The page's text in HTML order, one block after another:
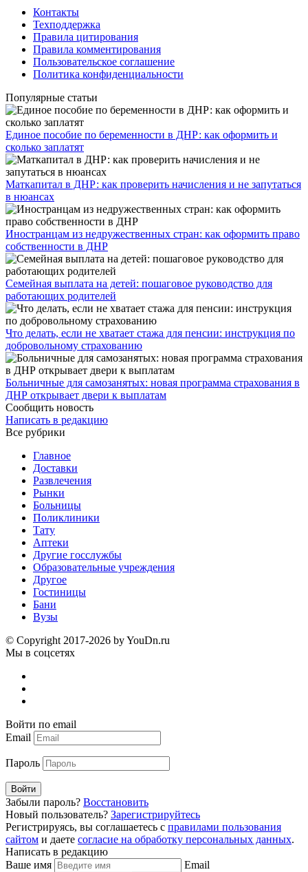
Контакты
Техподдержка
Правила цитирования
Правила комментирования
Пользовательское соглашение
Политика конфиденциальности
Популярные статьи
Единое пособие по беременности в ДНР: как оформить и
сколько заплатят
​Маткапитал в ДНР: как проверить начисления и не запутаться
в нюансах
Иностранцам из недружественных стран: как оформить право
собственности в ДНР
Семейная выплата на детей: пошаговое руководство для
работающих родителей
Что делать, если не хватает стажа для пенсии: инструкция по
добровольному страхованию
Больничные для самозанятых: новая программа страхования в
ДНР открывает двери к выплатам
Сообщить новость
Написать в редакцию
Все рубрики
Главное
Доставки
Развлечения
Рынки
Больницы
Поликлиники
Тату
Аптеки
Другие госслужбы
Образовательные учреждения
Другое
Гостиницы
Бани
Вузы
© Copyright 2017-2026 by YouDn.ru
Мы в соцсетях
Войти по email
Email
Пароль
Войти
Забыли пароль? Восстановить
Новый пользователь? Зарегистрируйтесь
Регистрируясь, вы соглашаетесь с правилами пользования
сайтом и даете согласие на обработку персональных данных.
Написать в редакцию
Ваше имя
Email